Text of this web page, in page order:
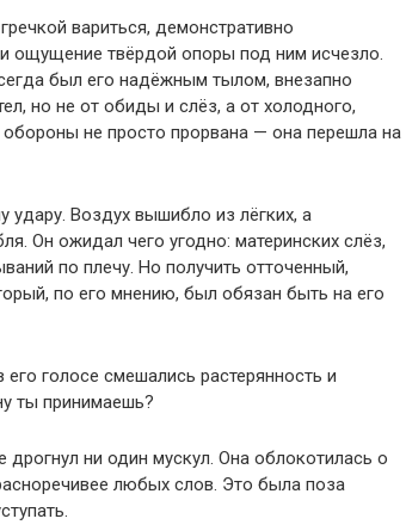
вариться, демонстративно
ощущение твёрдой опоры под ним исчезло.
был его надёжным тылом, внезапно
но не от обиды и слёз, а от холодного,
обороны не просто прорвана — она перешла на
Воздух вышибло из лёгких, а
Он ожидал чего угодно: материнских слёз,
по плечу. Но получить отточенный,
по его мнению, был обязан быть на его
голосе смешались растерянность и
ты принимаешь?
дрогнул ни один мускул. Она облокотилась о
любых слов. Это была поза